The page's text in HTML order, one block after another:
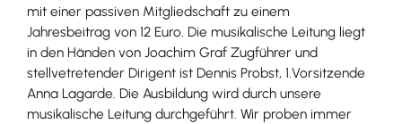
mit einer passiven Mitgliedschaft zu einem
Jahresbeitrag von 12 Euro. Die musikalische Leitung liegt
in den Händen von Joachim Graf Zugführer und
stellvetretender Dirigent ist Dennis Probst, 1.Vorsitzende
Anna Lagarde. Die Ausbildung wird durch unsere
musikalische Leitung durchgeführt. Wir proben immer